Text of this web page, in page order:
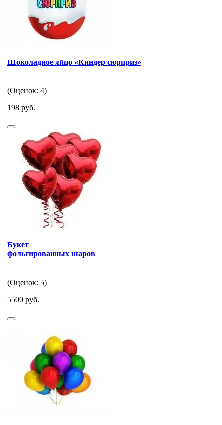
Шоколадное яйцо «Киндер сюрприз»
(Оценок: 4)
198 руб.
Букет
фольгированных шаров
(Оценок: 5)
5500 руб.